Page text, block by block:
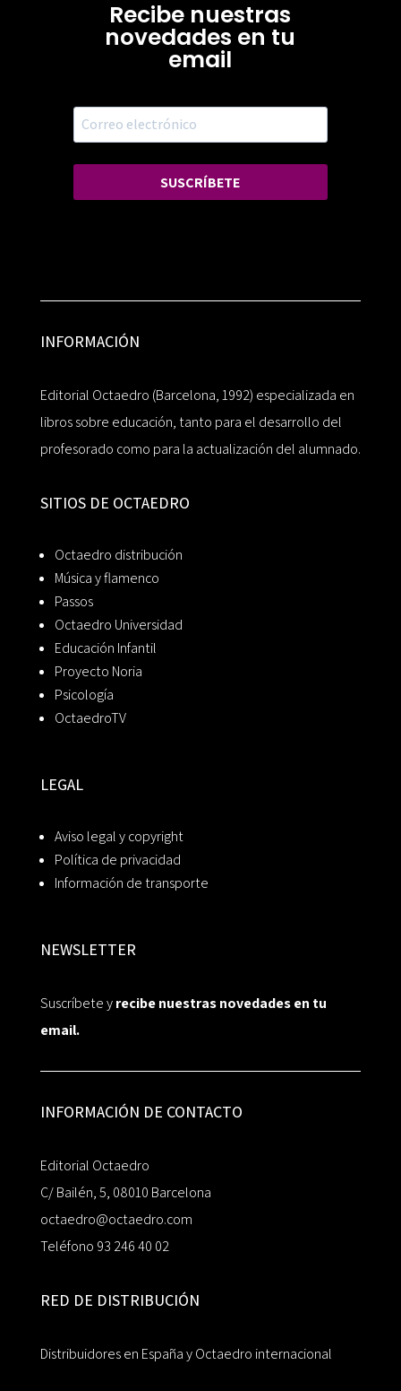
Recibe nuestras
novedades en tu
email
SUSCRÍBETE
INFORMACIÓN
Editorial Octaedro (Barcelona, 1992) especializada en
libros sobre educación, tanto para el desarrollo del
profesorado como para la actualización del alumnado.
SITIOS DE OCTAEDRO
Octaedro distribución
Música y flamenco
Passos
Octaedro Universidad
Educación Infantil
Proyecto Noria
Psicología
OctaedroTV
LEGAL
Aviso legal y copyright
Política de privacidad
Información de transporte
NEWSLETTER
Suscríbete yrecibe nuestras novedades en tu
email.
INFORMACIÓN DE CONTACTO
Editorial Octaedro
C/ Bailén, 5, 08010 Barcelona
octaedro@octaedro.com
Teléfono 93 246 40 02
RED DE DISTRIBUCIÓN
Distribuidores en España y Octaedro internacional